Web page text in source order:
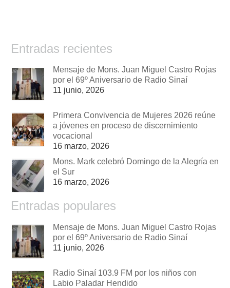
Entradas recientes
Mensaje de Mons. Juan Miguel Castro Rojas
por el 69º Aniversario de Radio Sinaí
11 junio, 2026
Primera Convivencia de Mujeres 2026 reúne
a jóvenes en proceso de discernimiento
vocacional
16 marzo, 2026
Mons. Mark celebró Domingo de la Alegría en
el Sur
16 marzo, 2026
Entradas populares
Mensaje de Mons. Juan Miguel Castro Rojas
por el 69º Aniversario de Radio Sinaí
11 junio, 2026
Radio Sinaí 103.9 FM por los niños con
Labio Paladar Hendido